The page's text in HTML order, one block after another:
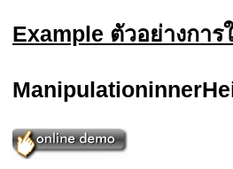
Example ตัวอย่างกา